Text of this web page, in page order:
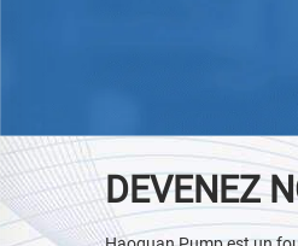
DEVENEZ